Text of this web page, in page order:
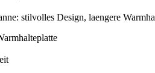
stilvolles Design, laengere